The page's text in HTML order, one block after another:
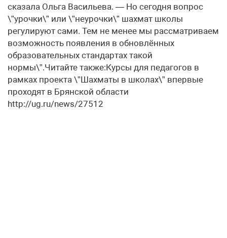
сказала Ольга Васильева. — Но сегодня вопрос
\”урочки\” или \”неурочки\” шахмат школы
регулируют сами. Тем не менее мы рассматриваем
возможность появления в обновлённых
образовательных стандартах такой
нормы\”.Читайте также:Курсы для педагогов в
рамках проекта \”Шахматы в школах\” впервые
проходят в Брянской области
http://ug.ru/news/27512